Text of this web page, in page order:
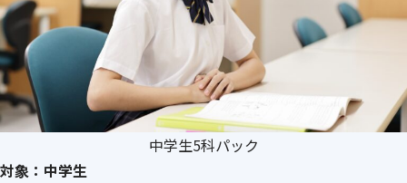
中学生5科パック
対象：中学生